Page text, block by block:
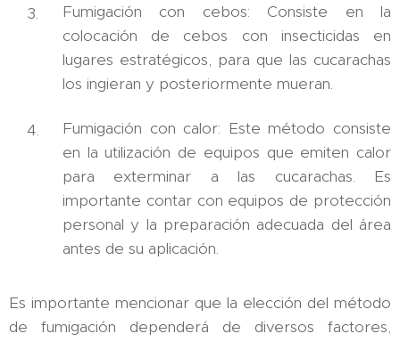
Fumigación con cebos: Consiste en la
colocación de cebos con insecticidas en
lugares estratégicos, para que las cucarachas
los ingieran y posteriormente mueran.
Fumigación con calor: Este método consiste
en la utilización de equipos que emiten calor
para exterminar a las cucarachas. Es
importante contar con equipos de protección
personal y la preparación adecuada del área
antes de su aplicación.
Es importante mencionar que la elección del método
de fumigación dependerá de diversos factores,